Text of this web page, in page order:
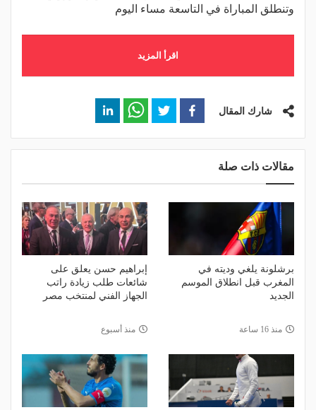
وتنطلق المباراة في التاسعة مساء اليوم
اقرأ المزيد
شارك المقال
مقالات ذات صلة
برشلونة يلغي وديته في
المغرب قبل انطلاق الموسم
الجديد
منذ 16 ساعة
إبراهيم حسن يعلق على
شائعات طلب زيادة راتب
الجهاز الفني لمنتخب مصر
منذ أسبوع